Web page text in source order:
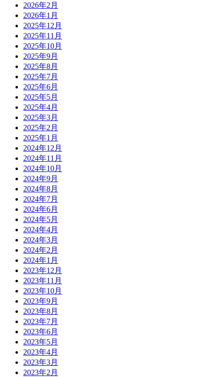
2026年2月
2026年1月
2025年12月
2025年11月
2025年10月
2025年9月
2025年8月
2025年7月
2025年6月
2025年5月
2025年4月
2025年3月
2025年2月
2025年1月
2024年12月
2024年11月
2024年10月
2024年9月
2024年8月
2024年7月
2024年6月
2024年5月
2024年4月
2024年3月
2024年2月
2024年1月
2023年12月
2023年11月
2023年10月
2023年9月
2023年8月
2023年7月
2023年6月
2023年5月
2023年4月
2023年3月
2023年2月